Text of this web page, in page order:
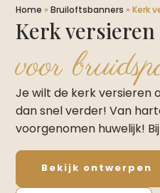
Home »Bruiloftsbanners »Kerk
Kerk
voor
Je wilt de kerk versieren
dan snel verder! Van
voorgenomen huwelijk!
Bekijk ontwerpen